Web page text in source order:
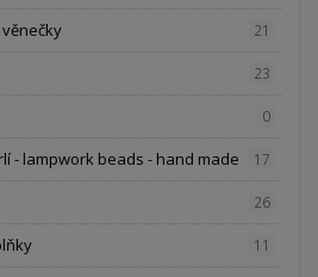
21
23
0
- lampwork beads - hand made 17
26
11